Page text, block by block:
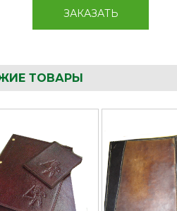
ЗАКАЗАТЬ
ТОВАРЫ